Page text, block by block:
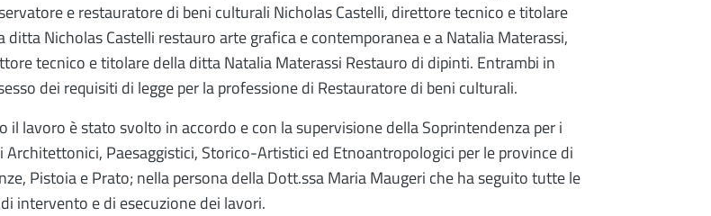
e restauratore di beni culturali Nicholas Castelli, direttore tecnico e titolare
ditta Nicholas Castelli restauro arte grafica e contemporanea e a Natalia Materassi,
tecnico e titolare della ditta Natalia Materassi Restauro di dipinti. Entrambi in
dei requisiti di legge per la professione di Restauratore di beni culturali.
il lavoro è stato svolto in accordo e con la supervisione della Soprintendenza per i
Architettonici, Paesaggistici, Storico-Artistici ed Etnoantropologici per le province di
Pistoia e Prato; nella persona della Dott.ssa Maria Maugeri che ha seguito tutte le
intervento e di esecuzione dei lavori.